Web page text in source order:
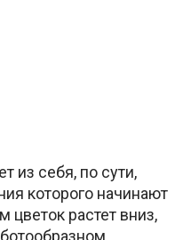
из себя, по сути,
которого начинают
растет вниз,